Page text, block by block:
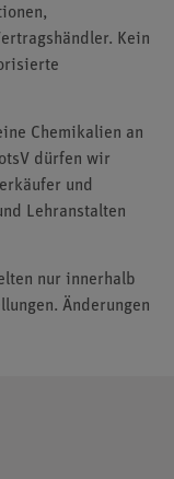
Kein
Chemikalien an
dürfen wir
und
Lehranstalten
nur innerhalb
Änderungen